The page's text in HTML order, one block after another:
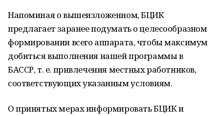
Напоминая о вышеизложенном, БЦИК
предлагает заранее подумать о целесообразном
формировании всего аппарата, чтобы максимум
добиться выполнения нашей программы в
БАССР, т. е. привлечения местных работников,
соответствующих указанным условиям.
О принятых мерах информировать БЦИК и